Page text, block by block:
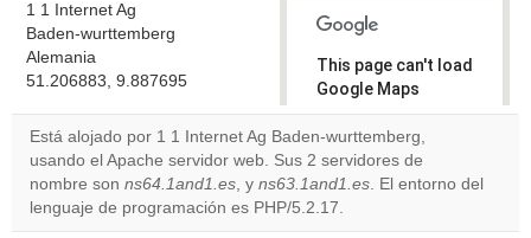
1 1 Internet Ag
Baden-wurttemberg
Alemania
51.206883, 9.887695
This page can't load
Google Maps
correctly.
Do you
own this
website?
OK
Está alojado por 1 1 Internet Ag Baden-wurttemberg,
usando el Apache servidor web. Sus 2 servidores de
nombre son ns64.1and1.es, y ns63.1and1.es. El entorno del
lenguaje de programación es PHP/5.2.17.